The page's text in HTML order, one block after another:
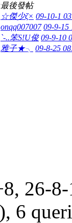
最後發帖
☆傑少ζ× 09-10-1
onqq007007 09-9-15
`-..笨S!U俊 09-9-10
雅子★╮ 09-8-25
26-
6